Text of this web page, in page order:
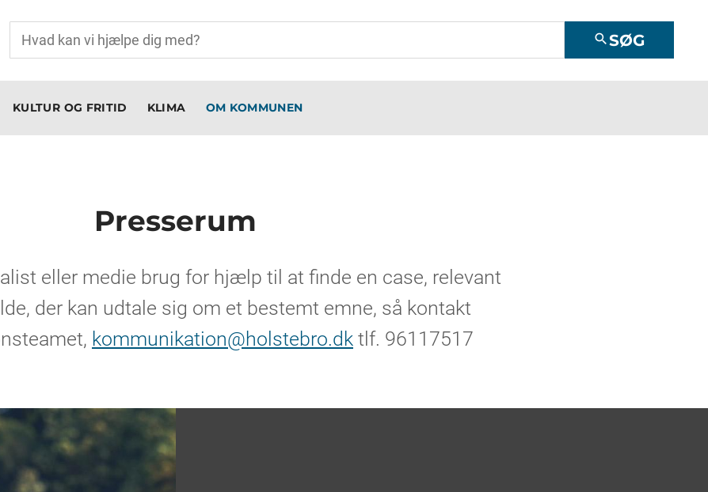
searchSØG
KULTUR OG FRITID KLIMA OM KOMMUNEN
Presserum
eller medie brug for hjælp til at finde en case, relevant
der kan udtale sig om et bestemt emne, så kontakt
kommunikation@holstebro.dktlf. 96117517